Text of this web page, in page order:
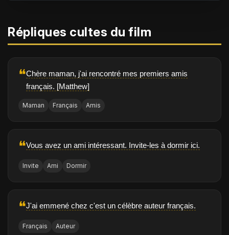
Répliques cultes du film
❝Chère maman, j'ai rencontré mes premiers amis
français. [Matthew]
Maman Français Amis
❝Vous avez un ami intéressant. Invite-les à dormir ici.
Invite Ami Dormir
❝J'ai emmené chez c'est un célèbre auteur français.
Français Auteur